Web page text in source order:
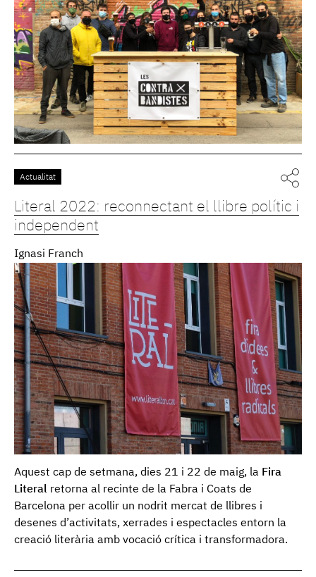
Actualitat
Literal 2022: reconnectant el llibre polític i
independent
Ignasi Franch
Aquest cap de setmana, dies 21 i 22 de maig, la Fira
Literal retorna al recinte de la Fabra i Coats de
Barcelona per acollir un nodrit mercat de llibres i
desenes d’activitats, xerrades i espectacles entorn la
creació literària amb vocació crítica i transformadora.